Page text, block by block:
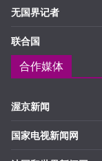
无国界记者
联合国
合作媒体
渥京新闻
国家电视新闻网